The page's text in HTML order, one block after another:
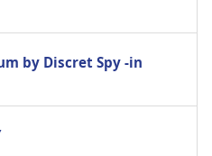
by Discret Spy -in